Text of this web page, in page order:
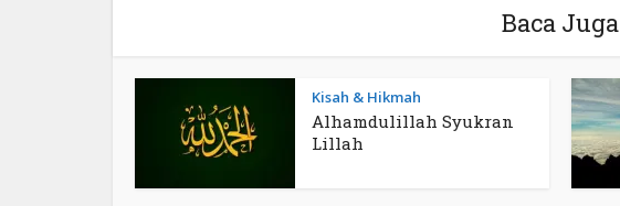
Baca Juga
Kisah & Hikmah
Alhamdulillah Syukran
Lillah